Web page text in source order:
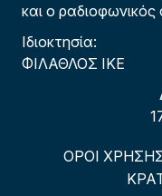
και ο
Ιδιοκτησία:
ΦΙΛΑΘΛΟΣ ΙΚΕ
ΟΡΟΙ